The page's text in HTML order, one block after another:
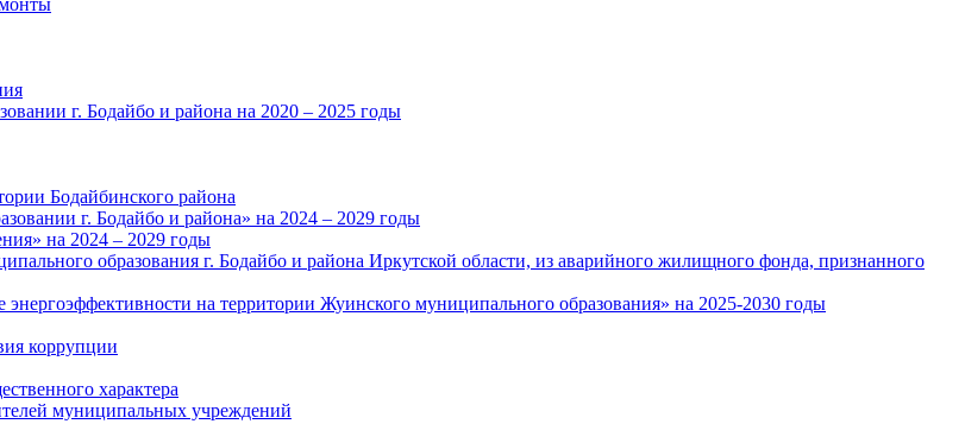
г. Бодайбо и района на 2020 – 2025 годы
Бодайбинского района
г. Бодайбо и района» на 2024 – 2029 годы
на 2024 – 2029 годы
образования г. Бодайбо и района Иркутской области, из аварийного жилищного фонда, признанного
на территории Жуинского муниципального образования» на 2025-2030 годы
коррупции
характера
муниципальных учреждений